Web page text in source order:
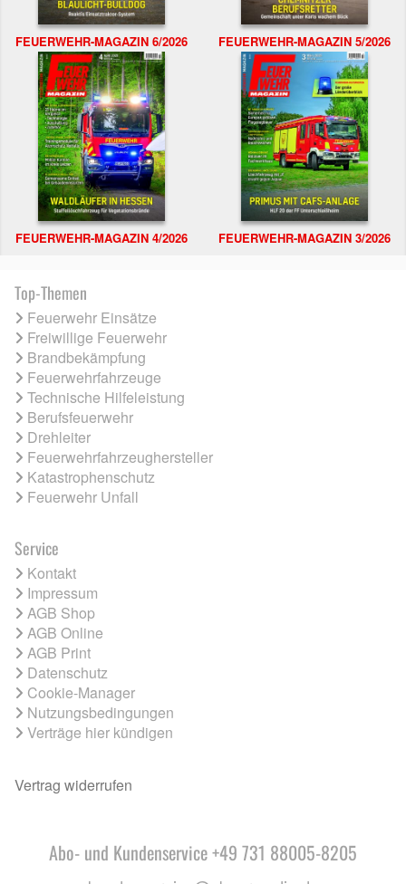
FEUERWEHR-MAGAZIN 6/2026 FEUERWEHR-MAGAZIN 5/2026
FEUERWEHR-MAGAZIN 4/2026 FEUERWEHR-MAGAZIN 3/2026
Top-Themen
Feuerwehr Einsätze
Freiwillige Feuerwehr
Brandbekämpfung
Feuerwehrfahrzeuge
Technische Hilfeleistung
Berufsfeuerwehr
Drehleiter
Feuerwehrfahrzeughersteller
Katastrophenschutz
Feuerwehr Unfall
Service
Kontakt
Impressum
AGB Shop
AGB Online
AGB Print
Datenschutz
Cookie-Manager
Nutzungsbedingungen
Verträge hier kündigen
Vertrag widerrufen
Abo- und Kundenservice +49 731 88005-8205